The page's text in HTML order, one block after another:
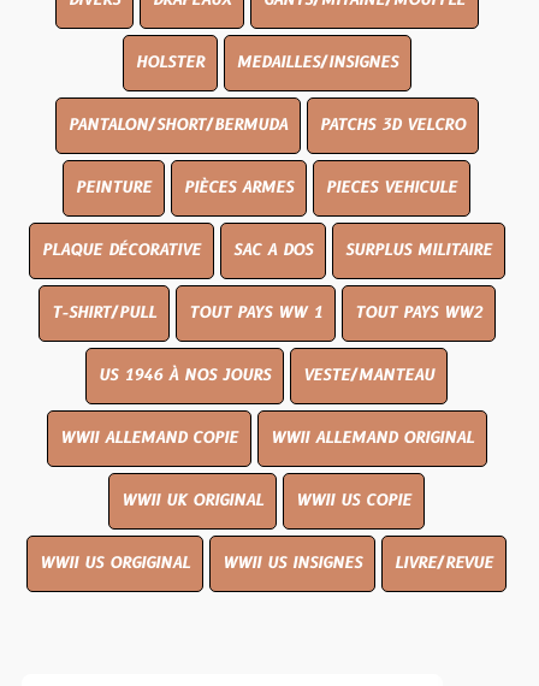
HOLSTER MEDAILLES/INSIGNES
PANTALON/SHORT/BERMUDA PATCHS 3D VELCRO
PEINTURE PIÈCES ARMES PIECES VEHICULE
PLAQUE DÉCORATIVE SAC A DOS SURPLUS MILITAIRE
T-SHIRT/PULL TOUT PAYS WW 1 TOUT PAYS WW2
US 1946 À NOS JOURS VESTE/MANTEAU
WWII ALLEMAND COPIE WWII ALLEMAND ORIGINAL
WWII UK ORIGINAL WWII US COPIE
WWII US ORGIGINAL WWII US INSIGNES LIVRE/REVUE